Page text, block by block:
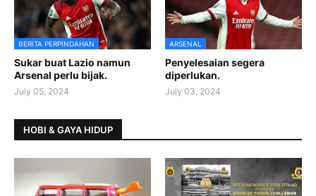
BERITA PERPINDAHAN
Sukar buat Lazio namun
Arsenal perlu bijak.
July 05, 2024
ARSENAL
Penyelesaian segera
diperlukan.
July 03, 2024
HOBI & GAYA HIDUP